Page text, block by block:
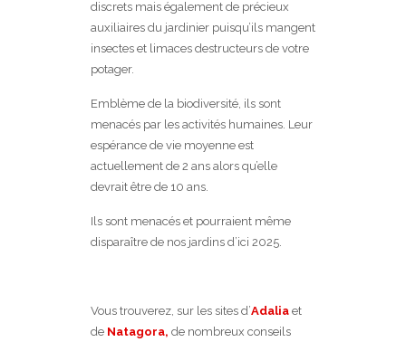
discrets mais également de précieux
auxiliaires du jardinier puisqu’ils mangent
insectes et limaces destructeurs de votre
potager.
Emblème de la biodiversité, ils sont
menacés par les activités humaines. Leur
espérance de vie moyenne est
actuellement de 2 ans alors qu’elle
devrait être de 10 ans.
Ils sont menacés et pourraient même
disparaître de nos jardins d’ici 2025.
Vous trouverez, sur les sites d’Adalia et
de Natagora, de nombreux conseils